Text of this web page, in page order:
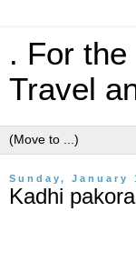
. For
Travel
Sunday, January
Kadhi